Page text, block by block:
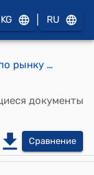
KG RU
Постановление Госкомиссии по рынку ценных бумаг от 4 августа 2004 года № 47 "Об утверждении Стандартов эмиссии облигации"
документы
Сравнение